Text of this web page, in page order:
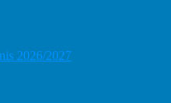
2026/2027